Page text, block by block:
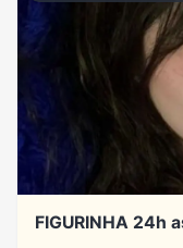
FIGURINHA 24h